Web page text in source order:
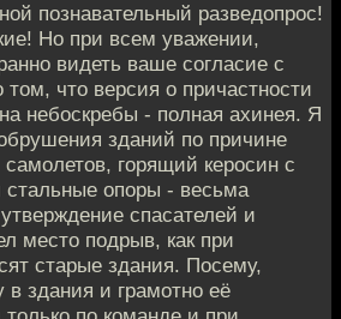
познавательный разведопрос!
Но при всем уважении,
видеть ваше согласие с
том, что версия о причастности
небоскребы - полная ахинея. Я
зданий по причине
горящий керосин с
стальные опоры - весьма
спасателей и
место подрыв, как при
старые здания. Посему,
в здания и грамотно её